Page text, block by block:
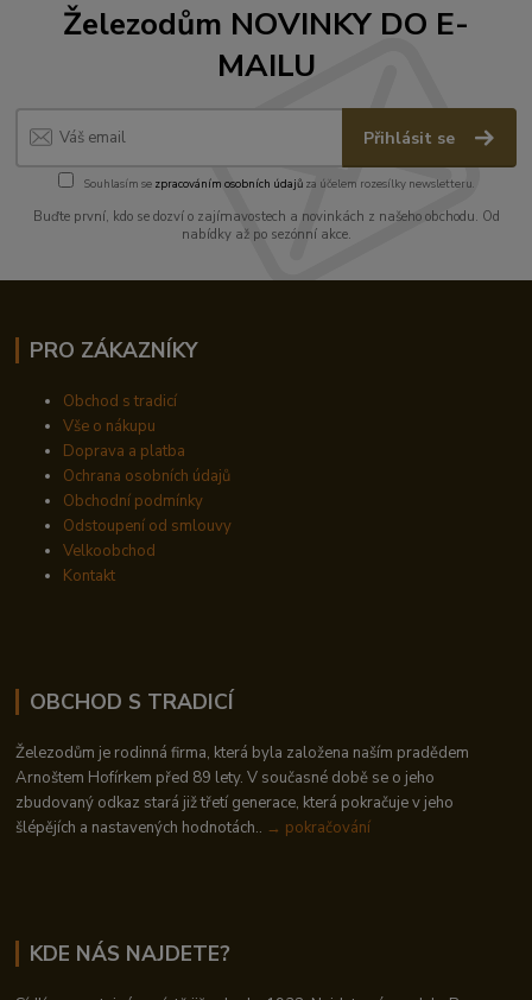
Železodům NOVINKY DO E-
MAILU
Přihlásit se
Souhlasím se zpracováním osobních údajůza účelem rozesílky newsletteru.
Buďte první, kdo se dozví o zajímavostech a novinkách z našeho obchodu. Od
nabídky až po sezónní akce.
PRO ZÁKAZNÍKY
Obchod s tradicí
Vše o nákupu
Doprava a platba
Ochrana osobních údajů
Obchodní podmínky
Odstoupení od smlouvy
Velkoobchod
Kontakt
OBCHOD S TRADICÍ
Železodům je rodinná firma, která byla založena naším pradědem
Arnoštem Hofírkem před 89 lety. V současné době se o jeho
zbudovaný odkaz stará již třetí generace, která pokračuje v jeho
šlépějích a nastavených hodnotách.. → pokračování
KDE NÁS NAJDETE?